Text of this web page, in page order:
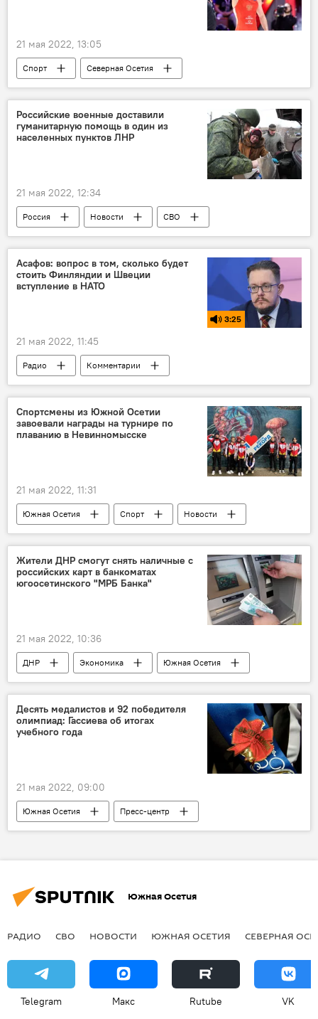
21 мая 2022, 13:05
Спорт
Северная Осетия
Южная Осетия
Новости
Российские военные доставили
гуманитарную помощь в один из
населенных пунктов ЛНР
21 мая 2022, 12:34
Россия Новости СВО
Асафов: вопрос в том, сколько будет
стоить Финляндии и Швеции
вступление в НАТО
3:25
21 мая 2022, 11:45
Радио Комментарии
Спортсмены из Южной Осетии
завоевали награды на турнире по
плаванию в Невинномысске
21 мая 2022, 11:31
Южная Осетия Спорт Новости
Жители ДНР смогут снять наличные с
российских карт в банкоматах
югоосетинского "МРБ Банка"
21 мая 2022, 10:36
ДНР Экономика
Южная Осетия
Россия
Десять медалистов и 92 победителя
олимпиад: Гассиева об итогах
учебного года
21 мая 2022, 09:00
Южная Осетия
Пресс-центр
Новости
Южная Осетия
РАДИО СВО НОВОСТИ ЮЖНАЯ ОСЕТИЯ СЕВЕРНАЯ
Telegram Макс Rutube VK